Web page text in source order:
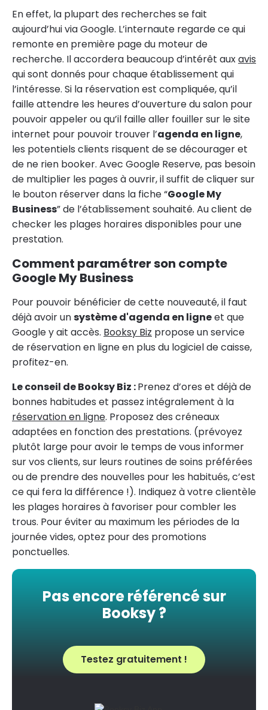
En effet, la plupart des recherches se fait
aujourd’hui via Google. L’internaute regarde ce qui
remonte en première page du moteur de
recherche. Il accordera beaucoup d’intérêt auxavis
qui sont donnés pour chaque établissement qui
l’intéresse. Si la réservation est compliquée, qu’il
faille attendre les heures d’ouverture du salon pour
pouvoir appeler ou qu’il faille aller fouiller sur le site
internet pour pouvoir trouver l’agenda en ligne,
les potentiels clients risquent de se décourager et
de ne rien booker. Avec Google Reserve, pas besoin
de multiplier les pages à ouvrir, il suffit de cliquer sur
le bouton réserver dans la fiche “Google My
Business” de l’établissement souhaité. Au client de
checker les plages horaires disponibles pour une
prestation.
Comment paramétrer son compte
Google My Business
Pour pouvoir bénéficier de cette nouveauté, il faut
déjà avoir unsystème d'agenda en ligneet que
Google y ait accès. Booksy Biz propose un service
de réservation en ligne en plus du logiciel de caisse,
profitez-en.
Le conseil de Booksy Biz :Prenez d’ores et déjà de
bonnes habitudes et passez intégralement à la
réservation en ligne. Proposez des créneaux
adaptées en fonction des prestations. (prévoyez
plutôt large pour avoir le temps de vous informer
sur vos clients, sur leurs routines de soins préférées
ou de prendre des nouvelles pour les habitués, c’est
ce qui fera la différence !). Indiquez à votre clientèle
les plages horaires à favoriser pour combler les
trous. Pour éviter au maximum les périodes de la
journée vides, optez pour des promotions
ponctuelles.
Pas encore référencé sur
Booksy ?
Testez gratuitement !